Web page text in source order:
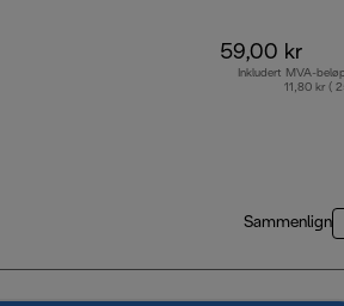
59,00 kr
Inkludert MVA-
11,80 kr (
Sammenlign